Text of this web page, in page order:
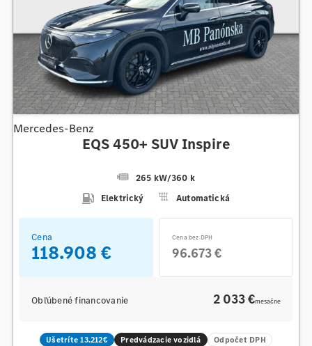
Mercedes-Benz
EQS 450+ SUV Inspire
265 kW/360 k
Elektrický
Automatická
Cena
118.908 €
Cena bez DPH
96.673 €
Obľúbené financovanie 2 033 €mesačne
Ušetríte 13.212€ Predvádzacie vozidlá Odpočet DPH